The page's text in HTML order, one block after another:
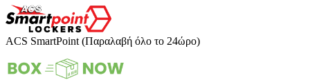
ACS SmartPoint (Παραλαβή όλο το 24ώρο)